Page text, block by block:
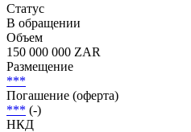
Статус
В обращении
Объем
150 000 000 ZAR
Размещение
***
Погашение (оферта)
*** (-)
НКД